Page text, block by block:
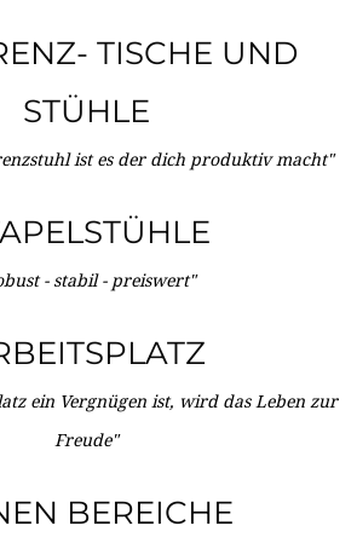
TISCHE UND
STÜHLE
ist es der dich produktiv macht"
- stabil - preiswert"
ein Vergnügen ist, wird das Leben zur
Freude"
BEREICHE